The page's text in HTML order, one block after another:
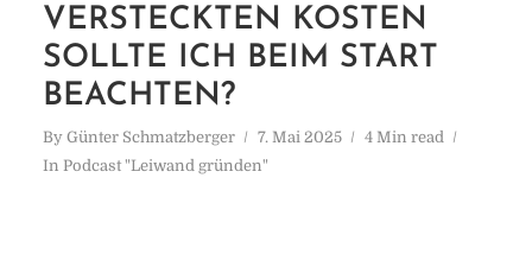
VERSTECKTEN KOSTEN
SOLLTE ICH BEIM START
BEACHTEN?
By Günter Schmatzberger 7. Mai 2025
4 Min read
In Podcast "Leiwand gründen"